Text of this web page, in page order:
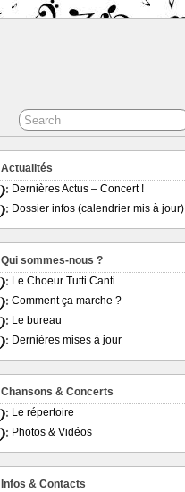
Actualités
Dernières Actus – Concert !
Dossier infos (calendrier mis à jour)
Qui sommes-nous ?
Le Choeur Tutti Canti
Comment ça marche ?
Le bureau
Dernières mises à jour
Chansons & Concerts
Le répertoire
Photos & Vidéos
Infos & Contacts